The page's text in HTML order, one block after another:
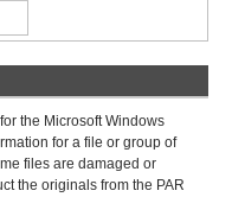
the Microsoft Windows
for a file or group of
files are damaged or
the originals from the PAR